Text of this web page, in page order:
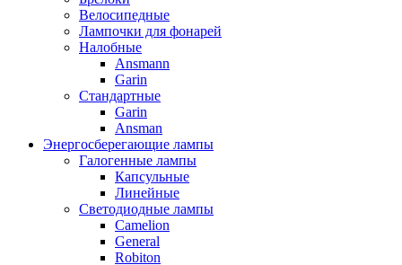
Велосипедные
Лампочки для фонарей
Налобные
Ansmann
Garin
Стандартные
Garin
Ansman
Энергосберегающие лампы
Галогенные лампы
Капсульные
Линейные
Светодиодные лампы
Camelion
General
Robiton